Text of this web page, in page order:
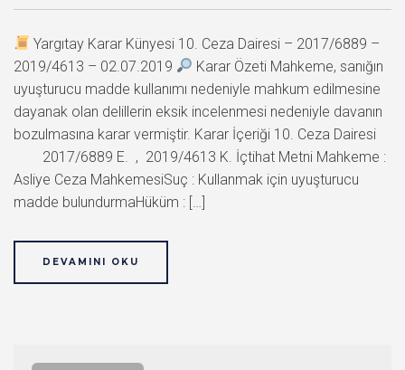
Yargıtay Karar Künyesi 10. Ceza Dairesi – 2017/6889 –
2019/4613 – 02.07.2019
Karar Özeti Mahkeme, sanığın
uyuşturucu madde kullanımı nedeniyle mahkum edilmesine
dayanak olan delillerin eksik incelenmesi nedeniyle davanın
bozulmasına karar vermiştir. Karar İçeriği 10. Ceza Dairesi
2017/6889 E. , 2019/4613 K. İçtihat Metni Mahkeme :
Asliye Ceza MahkemesiSuç : Kullanmak için uyuşturucu
madde bulundurmaHüküm : […]
DEVAMINI OKU